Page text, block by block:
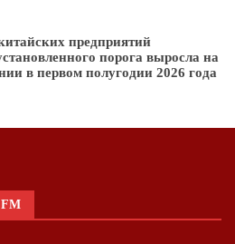
предприятий
порога выросла на
в первом полугодии 2026 года